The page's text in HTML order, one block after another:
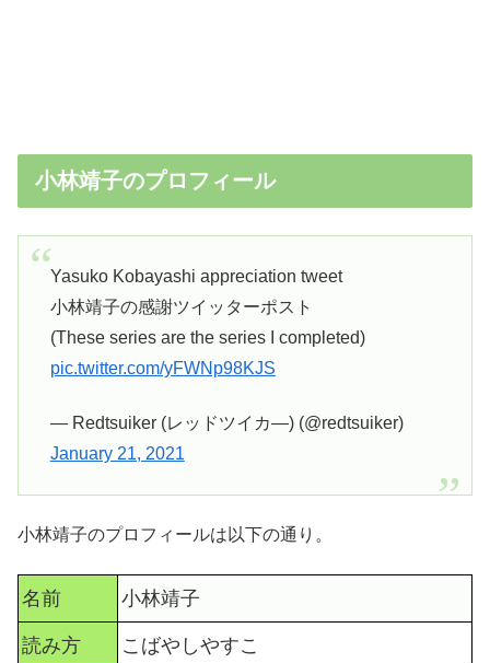
小林靖子のプロフィール
Yasuko Kobayashi appreciation tweet
小林靖子の感謝ツイッターポスト
(These series are the series I completed)
pic.twitter.com/yFWNp98KJS
— Redtsuiker (レッドツイカ―) (@redtsuiker)
January 21, 2021
小林靖子のプロフィールは以下の通り。
名前 小林靖子
読み方 こばやしやすこ